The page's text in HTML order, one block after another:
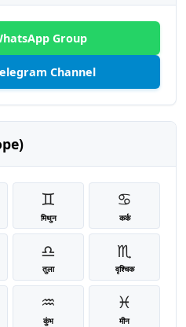
Group
Channel
♊
मिथुन
♋
कर्क
♎
तुला
♏
वृश्चिक
♒
कुंभ
♓
मीन